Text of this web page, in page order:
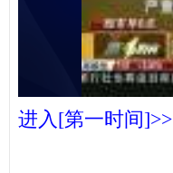
进入[第一时间]>>